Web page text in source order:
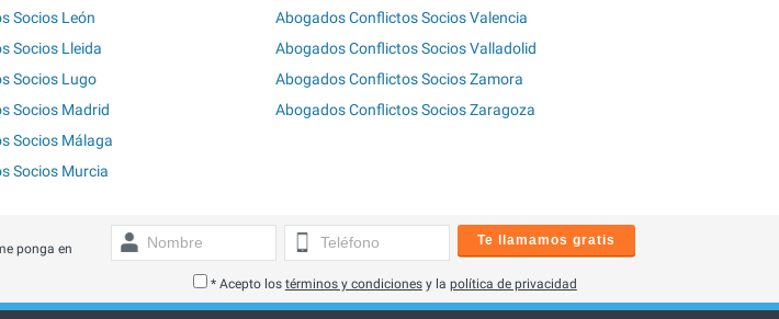
Socios León
Socios Lleida
Socios Lugo
Socios Madrid
Socios Málaga
Socios Murcia
Abogados Conflictos Socios Valencia
Abogados Conflictos Socios Valladolid
Abogados Conflictos Socios Zamora
Abogados Conflictos Socios Zaragoza
ponga en
Te llamamos gratis
* Acepto los términos y condicionesy la política de privacidad